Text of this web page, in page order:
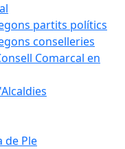
partits polítics
conselleries
Comarcal en
de Ple